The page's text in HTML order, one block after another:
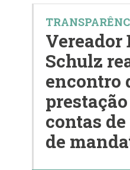
Vereador
Schulz
encontro
contas
de